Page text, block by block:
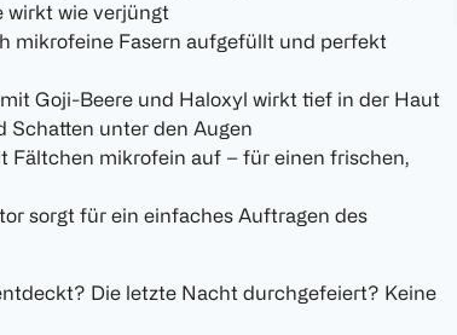
wirkt wie verjüngt
mikrofeine Fasern aufgefüllt und perfekt
Goji-Beere und Haloxyl wirkt tief in der Haut
Schatten unter den Augen
Fältchen mikrofein auf – für einen frischen,
sorgt für ein einfaches Auftragen des
Die letzte Nacht durchgefeiert? Keine